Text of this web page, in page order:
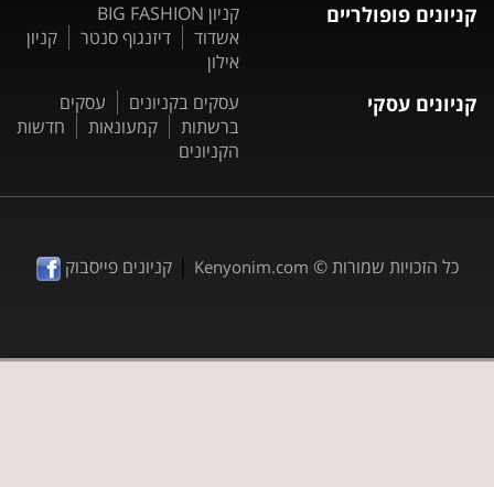
קניונים פופולריים
קניון BIG FASHION
אשדוד
דיזנגוף סנטר
קניון
אילון
קניונים עסקי עסקים בקניונים
עסקים
ברשתות
קמעונאות
חדשות
הקניונים
כל הזכויות שמורות © Kenyonim.com
|קניונים פייסבוק